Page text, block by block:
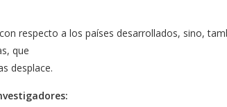
respecto a los países desarrollados, sino,
que
desplace.